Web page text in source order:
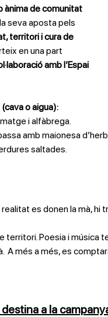
ànima de comunitat
seva aposta pels
territori i cura de
en una part
amb l’Espai
o aigua):
i alfàbrega.
amb maionesa
saltades.
realitat es donen la mà,
territori. Poesia i música
A més a més, es
a la